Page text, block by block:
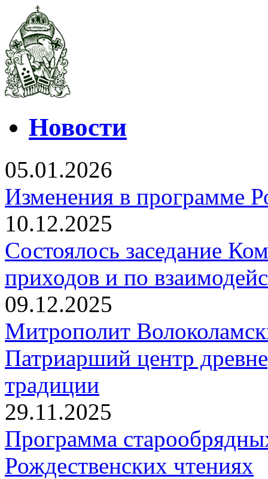
Новости
05.01.2026
Изменения в программе
10.12.2025
Состоялось заседание
приходов и по
09.12.2025
Митрополит
Патриарший центр
традиции
29.11.2025
Программа
Рождественских чтениях